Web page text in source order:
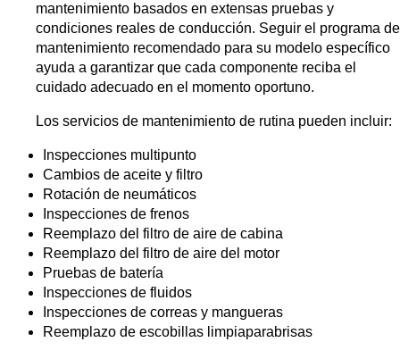
mantenimiento basados en extensas pruebas y
condiciones reales de conducción. Seguir el programa de
mantenimiento recomendado para su modelo específico
ayuda a garantizar que cada componente reciba el
cuidado adecuado en el momento oportuno.
Los servicios de mantenimiento de rutina pueden incluir:
Inspecciones multipunto
Cambios de aceite y filtro
Rotación de neumáticos
Inspecciones de frenos
Reemplazo del filtro de aire de cabina
Reemplazo del filtro de aire del motor
Pruebas de batería
Inspecciones de fluidos
Inspecciones de correas y mangueras
Reemplazo de escobillas limpiaparabrisas